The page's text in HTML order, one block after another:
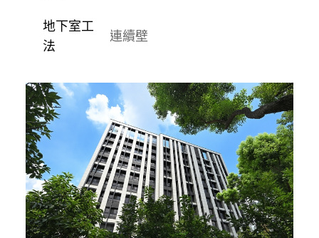
地下室工
法
連續壁